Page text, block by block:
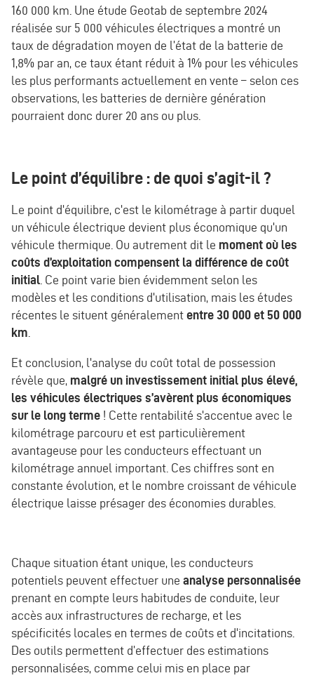
160 000 km. Une étude Geotab de septembre 2024
réalisée sur 5 000 véhicules électriques a montré un
taux de dégradation moyen de l’état de la batterie de
1,8% par an, ce taux étant réduit à 1% pour les véhicules
les plus performants actuellement en vente – selon ces
observations, les batteries de dernière génération
pourraient donc durer 20 ans ou plus.
Le point d’équilibre : de quoi s’agit-il ?
Le point d'équilibre, c'est le kilométrage à partir duquel
un véhicule électrique devient plus économique qu'un
véhicule thermique. Ou autrement dit le moment où les
coûts d’exploitation compensent la différence de coût
initial . Ce point varie bien évidemment selon les
modèles et les conditions d'utilisation, mais les études
récentes le situent généralement entre 30 000 et 50 000
km
Et conclusion, l'analyse du coût total de possession
révèle que, malgré un investissement initial plus élevé,
les véhicules électriques s’avèrent plus économiques
sur le long terme ! Cette rentabilité s'accentue avec le
kilométrage parcouru et est particulièrement
avantageuse pour les conducteurs effectuant un
kilométrage annuel important. Ces chiffres sont en
constante évolution, et le nombre croissant de véhicule
électrique laisse présager des économies durables.
Chaque situation étant unique, les conducteurs
potentiels peuvent effectuer une analyse personnalisée
prenant en compte leurs habitudes de conduite, leur
accès aux infrastructures de recharge, et les
spécificités locales en termes de coûts et d'incitations.
Des outils permettent d’effectuer des estimations
personnalisées, comme celui mis en place par